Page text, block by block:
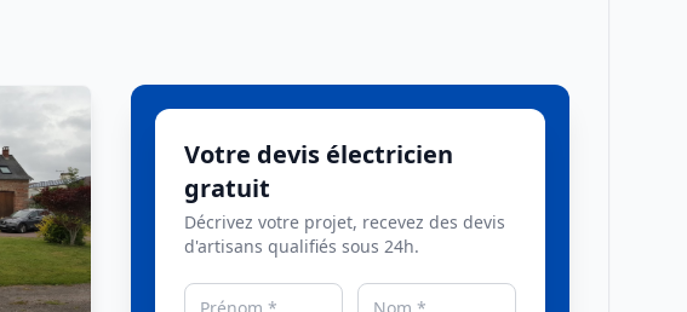
Votre devis électricien
gratuit
Décrivez votre projet, recevez des devis
d'artisans qualifiés sous 24h.